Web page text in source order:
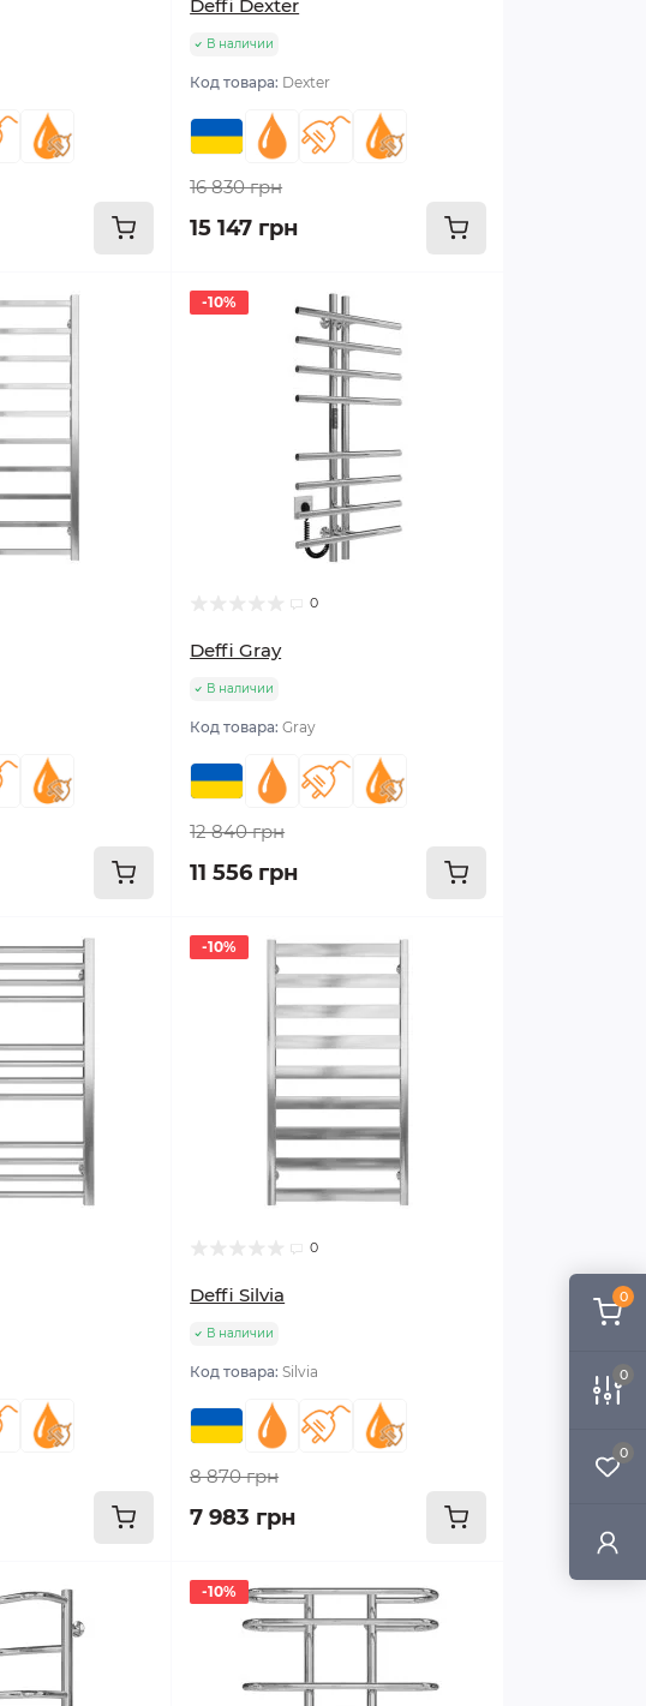
0
0
0
Deffi Dexter
В наличии
Код товара: Dexter
16 830 грн
15 147 грн
-10%
0
Deffi Gray
В наличии
Код товара:Gray
12 840 грн
11 556 грн
-10%
0
Deffi Silvia
В наличии
Код товара:Silvia
8 870 грн
7 983 грн
-10%